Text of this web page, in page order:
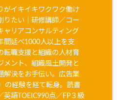
がイキイキワクワク働け
りたい｜研修講師／コー
ャリアコンサルティング
間延べ1000人以上を支
転職支援と組織の人材育
メント、組織風土開発と
解決をお手伝い。広告業
の経験を経て転身。読書
英語TOEIC990点／FP３級